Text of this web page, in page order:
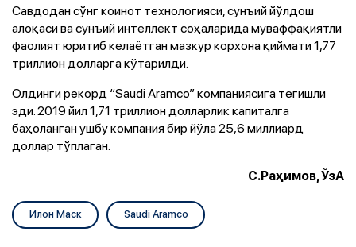
Савдодан сўнг коинот технологияси,сунъиййўлдош
алоқаси ва сунъий интеллект соҳаларида муваффақиятли
фаолият юритиб келаётган мазкур корхона қиймати 1,77
триллион долларга кўтарилди.
Олдинги рекорд “Saudi Aramco” компаниясига тегишли
эди. 2019 йил 1,71 триллион долларлик капиталга
баҳоланган ушбу компания бир йўла 25,6 миллиард
доллар тўплаган.
С.Раҳимов, ЎзА
Илон Маск Saudi Aramco